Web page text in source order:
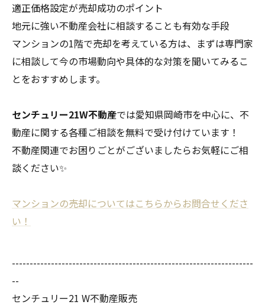
適正価格設定が売却成功のポイント
地元に強い不動産会社に相談することも有効な手段
マンションの1階で売却を考えている方は、まずは専門家
に相談して今の市場動向や具体的な対策を聞いてみるこ
とをおすすめします。
センチュリー21W不動産では愛知県岡崎市を中心に、不
動産に関する各種ご相談を無料で受け付けています！
不動産関連でお困りごとがございましたらお気軽にご相
談ください✨
マンションの売却についてはこちらからお問合せくださ
い！
--------------------------------------------------------------------
--
センチュリー21 W不動産販売